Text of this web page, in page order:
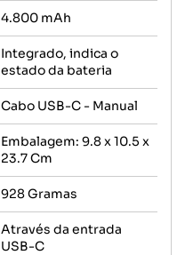
4.800 mAh
Integrado, indica o
estado da bateria
Cabo USB-C - Manual
Embalagem: 9.8 x 10.5 x
23.7 Cm
928 Gramas
Através da entrada
USB-C